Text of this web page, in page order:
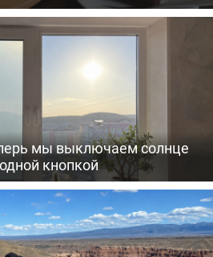
мы выключаем солнце
кнопкой